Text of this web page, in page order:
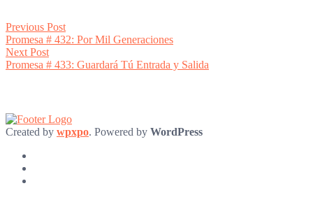
Post
navigation
Previous PostPrevious
post:
Promesa # 432: Por Mil Generaciones
Next PostNext
post:
Promesa # 433: Guardará Tú Entrada y Salida
Created by wpxpo. Powered by WordPress